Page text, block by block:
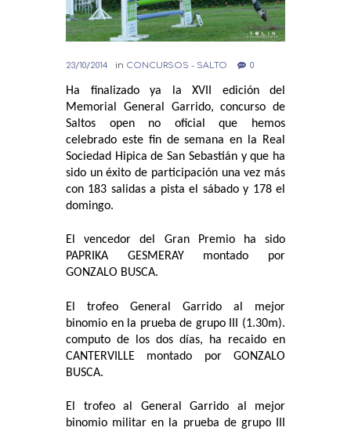
23/10/2014 in CONCURSOS - SALTO 0
Ha finalizado ya la XVII edición del
Memorial General Garrido, concurso de
Saltos open no oficial que hemos
celebrado este fin de semana en la Real
Sociedad Hipica de San Sebastián y que ha
sido un éxito de participación una vez más
con 183 salidas a pista el sábado y 178 el
domingo.
El vencedor del Gran Premio ha sido
PAPRIKA GESMERAY montado por
GONZALO BUSCA.
El trofeo General Garrido al mejor
binomio en la prueba de grupo III (1.30m).
computo de los dos días, ha recaido en
CANTERVILLE montado por GONZALO
BUSCA.
El trofeo al General Garrido al mejor
binomio militar en la prueba de grupo III